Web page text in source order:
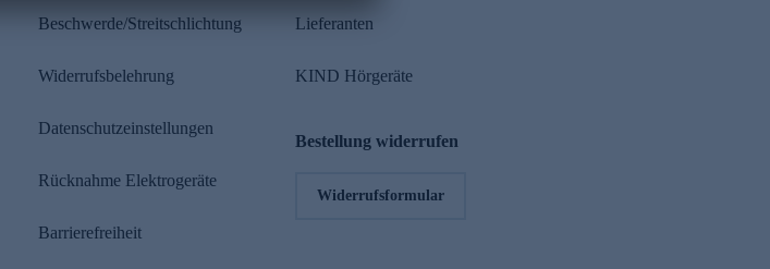
Beschwerde/Streitschlichtung
Widerrufsbelehrung
Datenschutzeinstellungen
Rücknahme Elektrogeräte
Barrierefreiheit
Lieferanten
KIND Hörgeräte
Bestellung widerrufen
Widerrufsformular